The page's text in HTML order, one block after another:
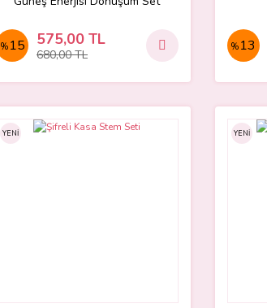
% 15 575,00 TL
680,00 TL
% 13
YENİ YENİ